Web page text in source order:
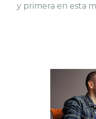
y primera en esta